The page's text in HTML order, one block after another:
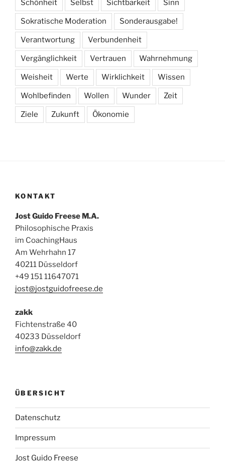
Schönheit Selbst Sichtbarkeit Sinn
Sokratische Moderation Sonderausgabe!
Verantwortung Verbundenheit
Vergänglichkeit Vertrauen Wahrnehmung
Weisheit Werte Wirklichkeit Wissen
Wohlbefinden Wollen Wunder Zeit
Ziele Zukunft Ökonomie
KONTAKT
Jost Guido Freese M.A.
Philosophische Praxis
im CoachingHaus
Am Wehrhahn 17
40211 Düsseldorf
+49 151 11647071
jost@jostguidofreese.de
zakk
Fichtenstraße 40
40233 Düsseldorf
info@zakk.de
ÜBERSICHT
Datenschutz
Impressum
Jost Guido Freese